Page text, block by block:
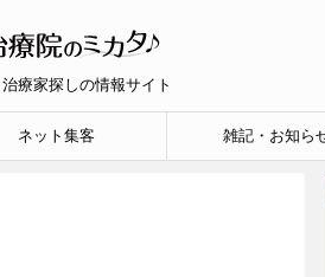
療家探しの情報サイト
ネット集客 雑記・お知ら